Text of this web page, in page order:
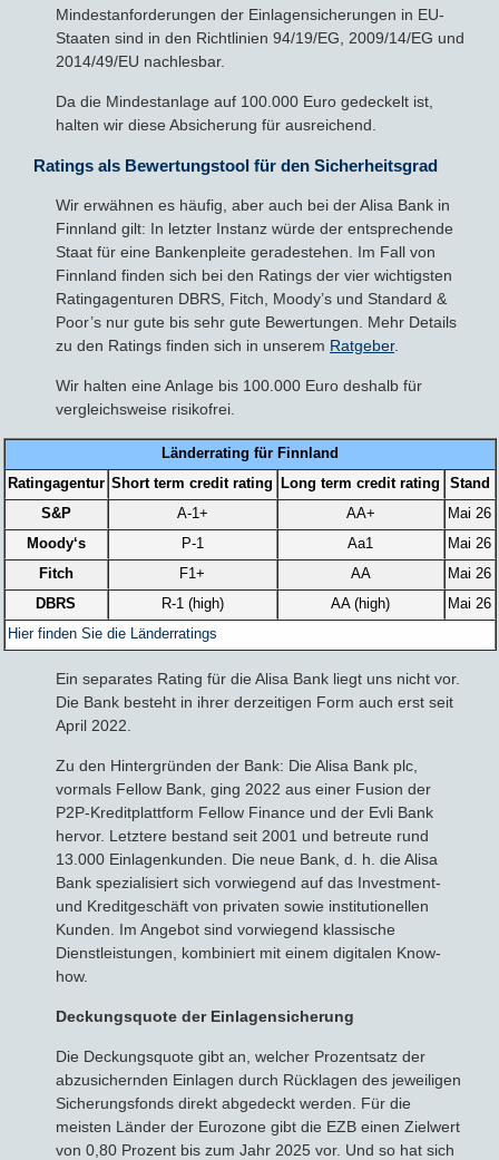
Mindestanforderungen der Einlagensicherungen in EU-
Staaten sind in den Richtlinien 94/19/EG, 2009/14/EG und
2014/49/EU nachlesbar.
Da die Mindestanlage auf 100.000 Euro gedeckelt ist,
halten wir diese Absicherung für ausreichend.
Ratings als Bewertungstool für den Sicherheitsgrad
Wir erwähnen es häufig, aber auch bei der Alisa Bank in
Finnland gilt: In letzter Instanz würde der entsprechende
Staat für eine Bankenpleite geradestehen. Im Fall von
Finnland finden sich bei den Ratings der vier wichtigsten
Ratingagenturen DBRS, Fitch, Moody’s und Standard &
Poor’s nur gute bis sehr gute Bewertungen. Mehr Details
zu den Ratings finden sich in unserem Ratgeber.
Wir halten eine Anlage bis 100.000 Euro deshalb für
vergleichsweise risikofrei.
Länderrating für Finnland
Ratingagentur Short term credit rating Long term credit rating
Stand
S&P
A-1+ AA+
Mai 26
Moody‘s
P-1 Aa1
Mai 26
Fitch
F1+ AA
Mai 26
DBRS
R-1 (high) AA (high)
Mai 26
Hier finden Sie die Länderratings
Ein separates Rating für die Alisa Bank liegt uns nicht vor.
Die Bank besteht in ihrer derzeitigen Form auch erst seit
April 2022.
Zu den Hintergründen der Bank: Die Alisa Bank plc,
vormals Fellow Bank, ging 2022 aus einer Fusion der
P2P-Kreditplattform Fellow Finance und der Evli Bank
hervor. Letztere bestand seit 2001 und betreute rund
13.000 Einlagenkunden. Die neue Bank, d. h. die Alisa
Bank spezialisiert sich vorwiegend auf das Investment-
und Kreditgeschäft von privaten sowie institutionellen
Kunden. Im Angebot sind vorwiegend klassische
Dienstleistungen, kombiniert mit einem digitalen Know-
how.
Deckungsquote der Einlagensicherung
Die Deckungsquote gibt an, welcher Prozentsatz der
abzusichernden Einlagen durch Rücklagen des jeweiligen
Sicherungsfonds direkt abgedeckt werden. Für die
meisten Länder der Eurozone gibt die EZB einen Zielwert
von 0,80 Prozent bis zum Jahr 2025 vor. Und so hat sich